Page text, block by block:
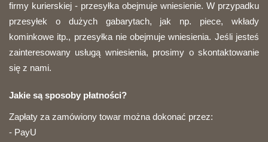
firmy kurierskiej - przesyłka obejmuje wniesienie. W przypadku
przesyłek o dużych gabarytach, jak np. piece, wkłady
kominkowe itp., przesyłka nie obejmuje wniesienia. Jeśli jesteś
zainteresowany usługą wniesienia, prosimy o skontaktowanie
się z nami.
Jakie są sposoby płatności?
Zapłaty za zamówiony towar można dokonać przez:
- PayU